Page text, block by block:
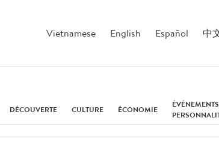
Vietnamese English Español 中
DÉCOUVERTE CULTURE ÉCONOMIE